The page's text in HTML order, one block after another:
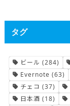
タグ
ビール (284)
Evernote (63)
チェコ (37)
日本酒 (18)